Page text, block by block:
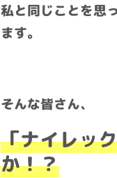
私と同じことを思
ます。
そんな皆さん、
「ナイレッ
か！？